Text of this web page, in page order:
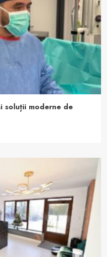
soluții moderne de